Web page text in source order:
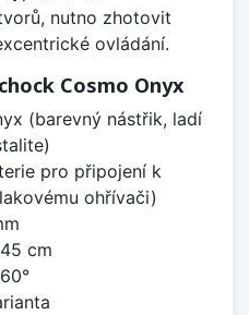
nutno zhotovit
ovládání.
Cosmo Onyx
(barevný nástřik, ladí
pro připojení k
ohřívači)
45 cm